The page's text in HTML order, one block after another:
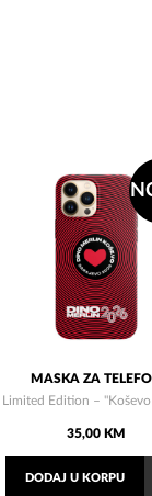
MASKA ZA
Limited Edition –
35,00 KM
DODAJU KORPU